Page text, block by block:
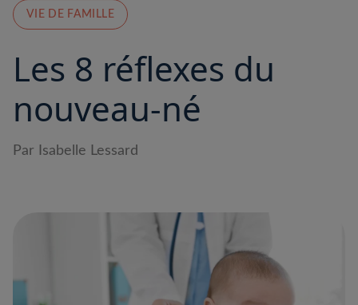
VIE DE FAMILLE
Les 8 réflexes du
nouveau-né
Par Isabelle Lessard